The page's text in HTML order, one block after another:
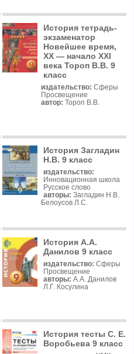
История тетрадь-
экзаменатор
Новейшее время,
XX — начало XXI
века Тороп В.В. 9
класс
издательство: Сферы
Просвещение
автор: Тороп В.В.
История Загладин
Н.В. 9 класс
издательство:
Инновационная школа
Русское слово
авторы: Загладин Н.В.
Белоусов Л.С.
История А.А.
Данилов 9 класс
издательство: Сферы
Просвещение
авторы: А.А. Данилов
Л.Г. Косулина
История тесты С. Е.
Воробьева 9 класс